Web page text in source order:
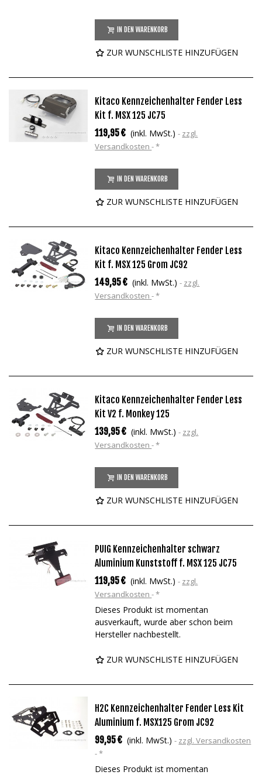
IN DEN WARENKORB
ZUR WUNSCHLISTE HINZUFÜGEN
Kitaco Kennzeichenhalter Fender Less
Kit f. MSX 125 JC75
119,95 € (inkl. MwSt.)
zzgl.
Versandkosten *
IN DEN WARENKORB
ZUR WUNSCHLISTE HINZUFÜGEN
Kitaco Kennzeichenhalter Fender Less
Kit f. MSX 125 Grom JC92
149,95 € (inkl. MwSt.)
zzgl.
Versandkosten *
IN DEN WARENKORB
ZUR WUNSCHLISTE HINZUFÜGEN
Kitaco Kennzeichenhalter Fender Less
Kit V2 f. Monkey 125
139,95 € (inkl. MwSt.)
zzgl.
Versandkosten *
IN DEN WARENKORB
ZUR WUNSCHLISTE HINZUFÜGEN
PUIG Kennzeichenhalter schwarz
Aluminium Kunststoff f. MSX 125 JC75
119,95 € (inkl. MwSt.)
zzgl.
Versandkosten *
Dieses Produkt ist momentan
ausverkauft, wurde aber schon beim
Hersteller nachbestellt.
ZUR WUNSCHLISTE HINZUFÜGEN
H2C Kennzeichenhalter Fender Less Kit
Aluminium f. MSX125 Grom JC92
99,95 € (inkl. MwSt.)
zzgl. Versandkosten
*
Dieses Produkt ist momentan